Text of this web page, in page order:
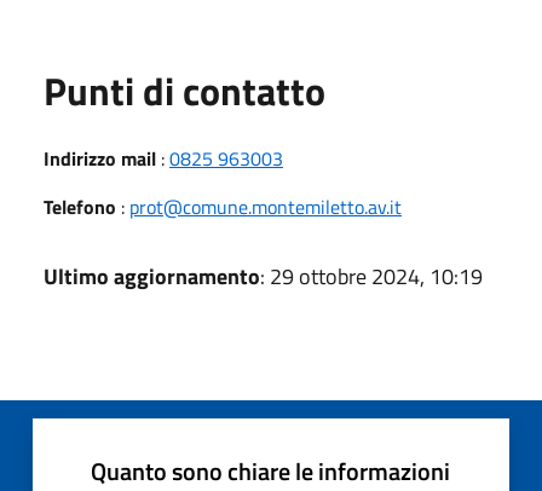
Punti di contatto
Indirizzo mail :0825 963003
Telefono : prot@comune.montemiletto.av.it
Ultimo aggiornamento: 29 ottobre 2024, 10:19
Quanto sono chiare le informazioni